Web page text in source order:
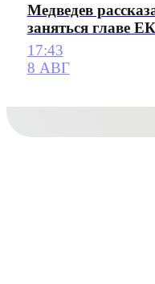
Медведев
заняться главе
17:43
8 АВГ